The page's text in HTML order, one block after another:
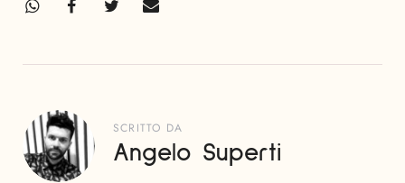
SCRITTO DA
Angelo Superti